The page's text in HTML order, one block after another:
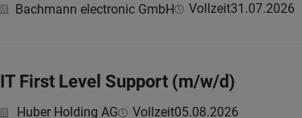
Bachmann electronic GmbH Vollzeit31.07.2026
IT First Level Support (m/w/d)
Huber Holding AG Vollzeit05.08.2026